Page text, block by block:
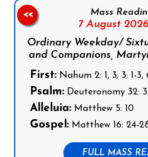
Mass
7 August 2026,
Ordinary Weekday/
and Companions,
First: Nahum 2: 1, 3; 3: 1-3,
Psalm: Deuteronomy 32:
Alleluia: Matthew 5: 10
Gospel: Matthew 16: 24-
FULL MASS
<<